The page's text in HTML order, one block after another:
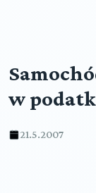
w
21.5.2007